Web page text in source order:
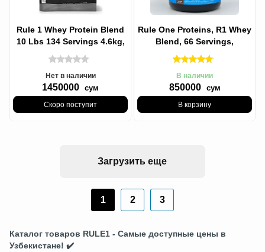
Rule 1 Whey Protein Blend
10 Lbs 134 Servings 4.6kg,
Rule 1 Смесь
сывороточного
Нет в наличии
1450000 сум
Скоро поступит
Rule One Proteins, R1 Whey
Blend, 66 Servings,
Протеины Рул 1, Р1 Вей
Бленд -,
В наличии
850000 сум
В корзину
Загрузить еще
1 2 3
Каталог товаров RULE1 - Самые доступные цены в
Узбекистане! ✔️